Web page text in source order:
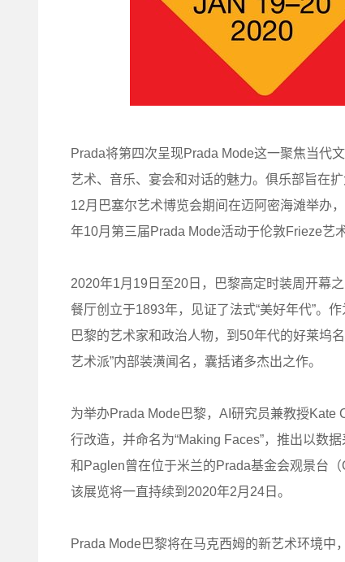
Prada将第四次呈现Prada Mode这一聚焦当代
艺术、音乐、宴会和对话的魅力。俱乐部旨在
12月巴塞尔艺术博览会期间在迈阿密海滩举办
年10月第三届Prada Mode活动于伦敦Frieze艺
2020年1月19日至20日，巴黎高定时装周开幕
餐厅创立于1893年，见证了法式“美好年代”。
巴黎的艺术家和政治人物，到50年代的好莱坞
艺术派”内部装潢闻名，囊括诸多杰出之作。
为举办Prada Mode巴黎，AI研究员兼教授Kate
行改造，并命名为“Making Faces”，推出以数
和Paglen曾在位于米兰的Prada基金会观景台（
该展览将一直持续到2020年2月24日。
Prada Mode巴黎将在马克西姆的新艺术环境